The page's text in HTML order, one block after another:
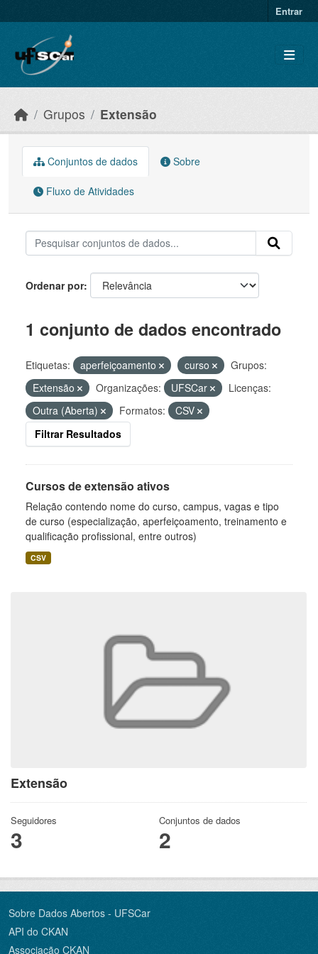
Entrar
Grupos Extensão
Extensão
Seguidores
3
Conjuntos de dados
2
Conjuntos de dados Sobre
Fluxo de Atividades
Ordenar por
1 conjunto de dados encontrado
Etiquetas: aperfeiçoamento curso
Grupos:
Extensão
Organizações: UFSCar
Licenças:
Outra (Aberta)
Formatos:
CSV
Filtrar Resultados
Cursos de extensão ativos
Relação contendo nome do curso, campus, vagas e tipo
de curso (especialização, aperfeiçoamento, treinamento e
qualificação profissional, entre outros)
CSV
Sobre Dados Abertos - UFSCar
API do CKAN
Associação CKAN